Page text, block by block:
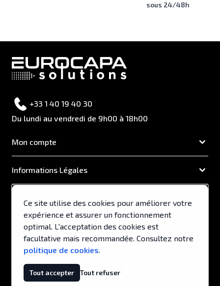
sous 24/48h
+33 1 40 19 40 30
Du lundi au vendredi de 9h00 à 18h00
Mon compte
Informations Légales
Support & Services
Ce site utilise des cookies pour améliorer votre
expérience et assurer un fonctionnement
optimal. L'acceptation des cookies est
facultative mais recommandée. Consultez notre
politique de cookies.
Tout accepter Tout refuser